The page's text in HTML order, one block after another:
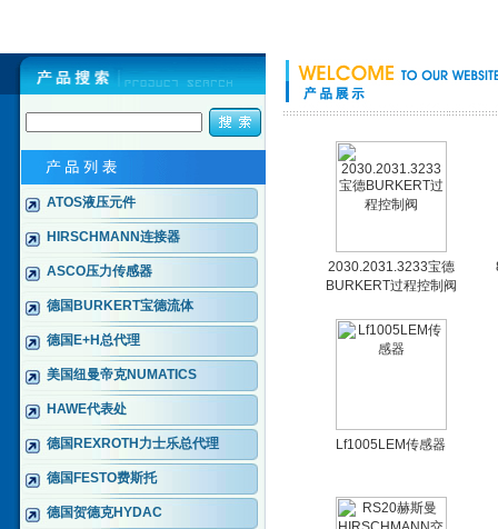
ATOS液压元件
HIRSCHMANN连接器
ASCO压力传感器
德国BURKERT宝德流体
德国E+H总代理
美国纽曼帝克NUMATICS
HAWE代表处
德国REXROTH力士乐总代理
德国FESTO费斯托
德国贺德克HYDAC
2030.2031.3233宝德
BURKERT过程控制阀
Lf1005LEM传感器